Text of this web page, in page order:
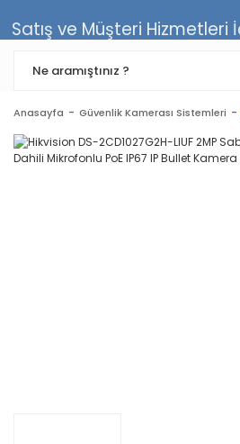
Anasayfa Güvenlik Kamerası Sistemleri
Satış ve Müşteri Hizmetleri